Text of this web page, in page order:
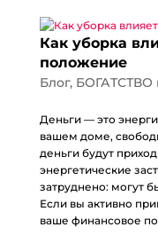
Как уборка
положение
Блог, БОГАТСТВО
Деньги — это
вашем доме,
деньги будут
энергетические
затруднено: могут
Если вы активно
ваше финансовое